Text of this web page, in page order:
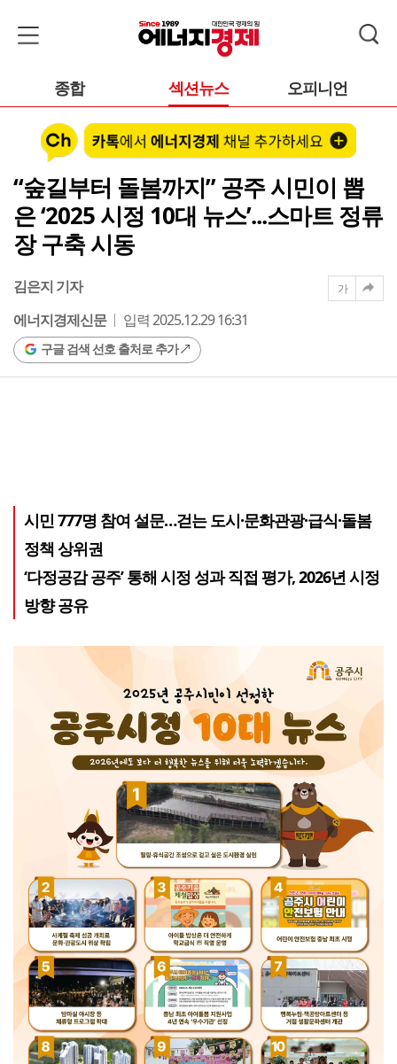
종합 섹션뉴스 오피니언
“숲길부터 돌봄까지” 공주 시민이 뽑
은 ‘2025 시정 10대 뉴스’...스마트 정류
장 구축 시동
김은지 기자
에너지경제신문
입력 2025.12.29 16:31
구글 검색 선호 출처로 추가
가
시민 777명 참여 설문…걷는 도시·문화관광·급식·돌봄
정책 상위권
‘다정공감 공주’ 통해 시정 성과 직접 평가, 2026년 시정
방향 공유